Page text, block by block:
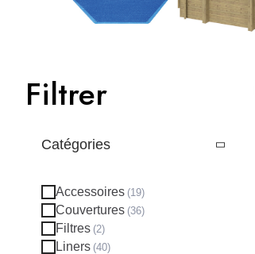
Filtrer
Catégories
Accessoires
Couvertures
Filtres
Liners